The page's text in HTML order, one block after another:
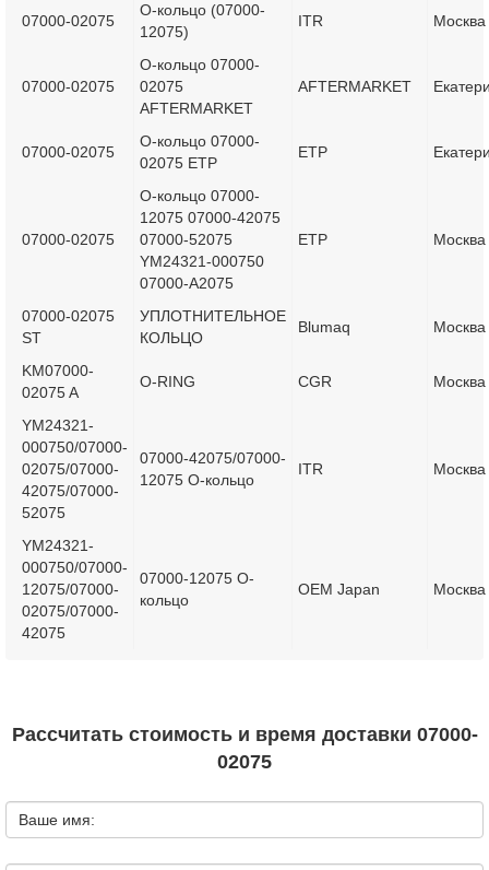
07000-02075
О-кольцо (07000-
12075)
ITR Москва
07000-02075
О-кольцо 07000-
02075
AFTERMARKET
AFTERMARKET
07000-02075
О-кольцо 07000-
02075 ETP
ETP
07000-02075
О-кольцо 07000-
12075 07000-42075
07000-52075
YM24321-000750
07000-A2075
ETP Москва
07000-02075
ST
УПЛОТНИТЕЛЬНОЕ
КОЛЬЦО
Blumaq Москва
KM07000-
02075 A
O-RING CGR Москва
YM24321-
000750/07000-
02075/07000-
42075/07000-
52075
07000-42075/07000-
12075 O-кольцо
ITR Москва
YM24321-
000750/07000-
12075/07000-
02075/07000-
42075
07000-12075 O-
кольцо
OEM Japan Москва
Рассчитать стоимость и время доставки 07000-
02075
Ваше имя: